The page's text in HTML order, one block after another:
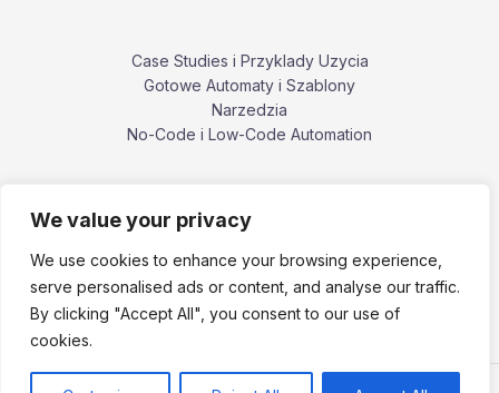
We value your privacy
We use cookies to enhance your browsing experience,
serve personalised ads or content, and analyse our traffic.
By clicking "Accept All", you consent to our use of
cookies.
Case Studies i Przyklady Uzycia
Gotowe Automaty i Szablony
Narzedzia
No-Code i Low-Code Automation
Poradniki i Tutoriale
Porownania i Alternatywy Narzedzi
Problemy, Bledy i Ograniczenia
ZennoPoster i ekosystem ZennoLab